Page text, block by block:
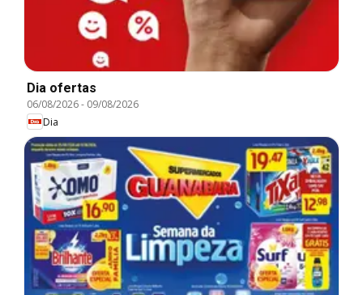
Dia ofertas
06/08/2026- 09/08/2026
Dia